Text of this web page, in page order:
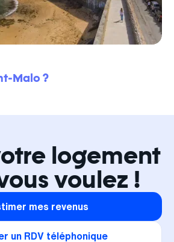
Que faire à Saint-Malo ?
logement
voulez !
mes revenus
un RDV téléphonique